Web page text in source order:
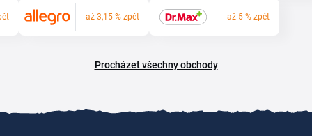
až 3,15 % zpět až 5 % zpět
Procházet všechny obchody